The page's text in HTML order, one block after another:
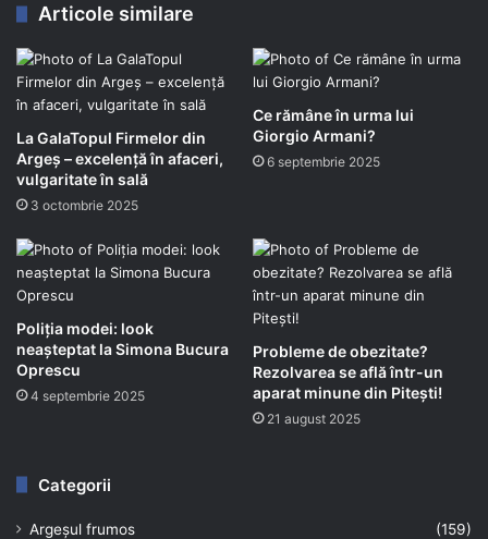
Articole similare
La GalaTopul Firmelor din
Argeș – excelență în afaceri,
vulgaritate în sală
3 octombrie 2025
Ce rămâne în urma lui
Giorgio Armani?
6 septembrie 2025
Poliția modei: look
neașteptat la Simona Bucura
Oprescu
4 septembrie 2025
Probleme de obezitate?
Rezolvarea se află într-un
aparat minune din Pitești!
21 august 2025
Categorii
Argeșul frumos
(159)